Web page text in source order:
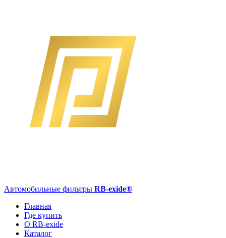
Автомобильные фильтры RB-exide®
Главная
Где купить
О RB-exide
Каталог